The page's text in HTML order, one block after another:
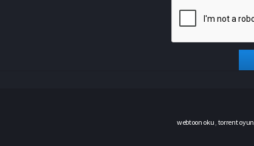
webtoon oku torrent oyun